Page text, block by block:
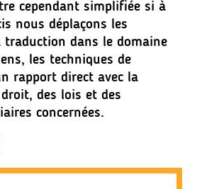
cependant simplifiée si à
nous déplaçons les
traduction dans le domaine
les techniques de
rapport direct avec la
des lois et des
concernées.